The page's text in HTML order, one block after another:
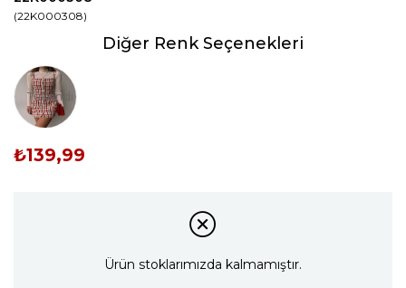
(22K000308)
Diğer Renk Seçenekleri
Tükendi
₺139,99
Ürün stoklarımızda kalmamıştır.